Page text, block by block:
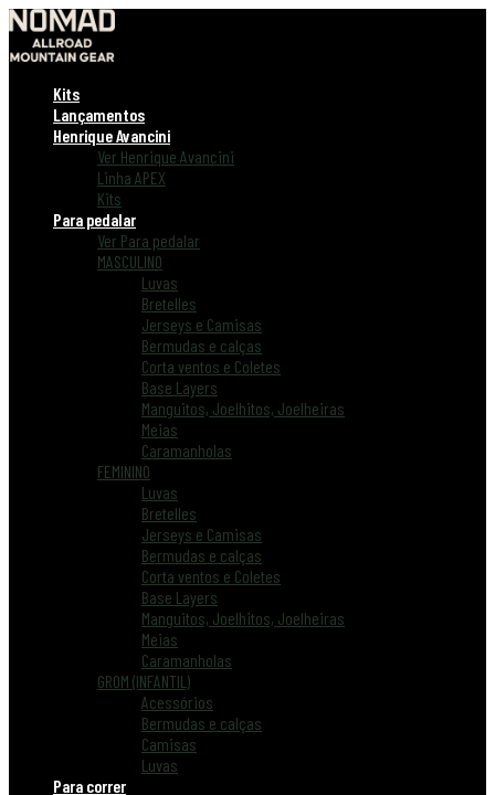
Kits
Lançamentos
Henrique Avancini
Ver Henrique Avancini
Linha APEX
Kits
Para pedalar
Ver Para pedalar
MASCULINO
Luvas
Bretelles
Jerseys e Camisas
Bermudas e calças
Corta ventos e Coletes
Base Layers
Manguitos, Joelhitos, Joelheiras
Meias
Caramanholas
FEMININO
Luvas
Bretelles
Jerseys e Camisas
Bermudas e calças
Corta ventos e Coletes
Base Layers
Manguitos, Joelhitos, Joelheiras
Meias
Caramanholas
GROM (INFANTIL)
Acessórios
Bermudas e calças
Camisas
Luvas
Para correr